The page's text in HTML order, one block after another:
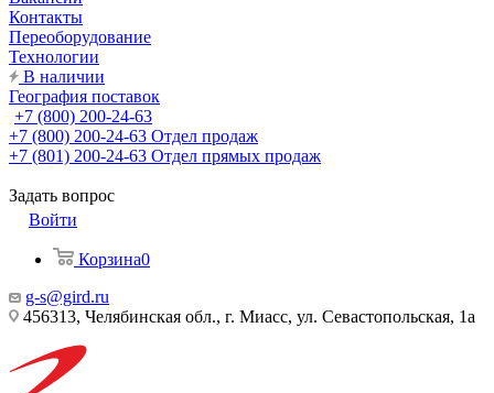
Контакты
Переоборудование
Технологии
В наличии
География поставок
+7 (800) 200-24-63
+7 (800) 200-24-63 Отдел продаж
+7 (801) 200-24-63 Отдел прямых продаж
Задать вопрос
Войти
Корзина0
g-s@gird.ru
456313, Челябинская обл., г. Миасс, ул. Севастопольская, 1а